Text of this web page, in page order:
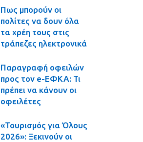
Πως μπορούν οι
πολίτες να δουν όλα
τα χρέη τους στις
τράπεζες ηλεκτρονικά
Παραγραφή οφειλών
προς τον e-ΕΦΚΑ: Τι
πρέπει να κάνουν οι
οφειλέτες
«Τουρισμός για Όλους
2026»: Ξεκινούν οι